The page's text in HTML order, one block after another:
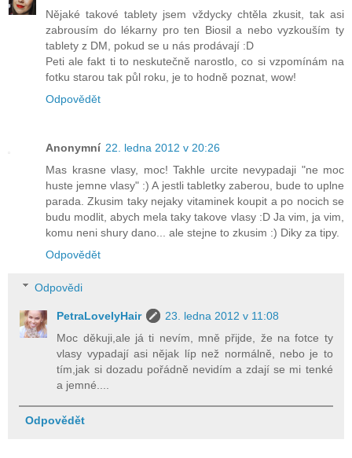
Nějaké takové tablety jsem vždycky chtěla zkusit, tak asi
zabrousím do lékarny pro ten Biosil a nebo vyzkouším ty
tablety z DM, pokud se u nás prodávají :D
Peti ale fakt ti to neskutečně narostlo, co si vzpomínám na
fotku starou tak půl roku, je to hodně poznat, wow!
Odpovědět
Anonymní 22. ledna 2012 v 20:26
Mas krasne vlasy, moc! Takhle urcite nevypadaji "ne moc
huste jemne vlasy" :) A jestli tabletky zaberou, bude to uplne
parada. Zkusim taky nejaky vitaminek koupit a po nocich se
budu modlit, abych mela taky takove vlasy :D Ja vim, ja vim,
komu neni shury dano... ale stejne to zkusim :) Diky za tipy.
Odpovědět
Odpovědi
PetraLovelyHair
23. ledna 2012 v 11:08
Moc děkuji,ale já ti nevím, mně přijde, že na fotce ty
vlasy vypadají asi nějak líp než normálně, nebo je to
tím,jak si dozadu pořádně nevidím a zdají se mi tenké
a jemné....
Odpovědět